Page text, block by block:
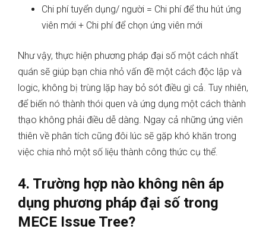
Chi phí tuyển dụng/ người = Chi phí để thu hút ứng
viên mới + Chi phí để chọn ứng viên mới
Như vậy, thực hiện phương pháp đại số một cách nhất
quán sẽ giúp bạn chia nhỏ vấn đề một cách độc lập và
logic, không bị trùng lặp hay bỏ sót điều gì cả. Tuy nhiên,
để biến nó thành thói quen và ứng dụng một cách thành
thạo không phải điều dễ dàng. Ngay cả những ứng viên
thiên về phân tích cũng đôi lúc sẽ gặp khó khăn trong
việc chia nhỏ một số liệu thành công thức cụ thể.
4. Trường hợp nào không nên áp
dụng phương pháp đại số trong
MECE Issue Tree?